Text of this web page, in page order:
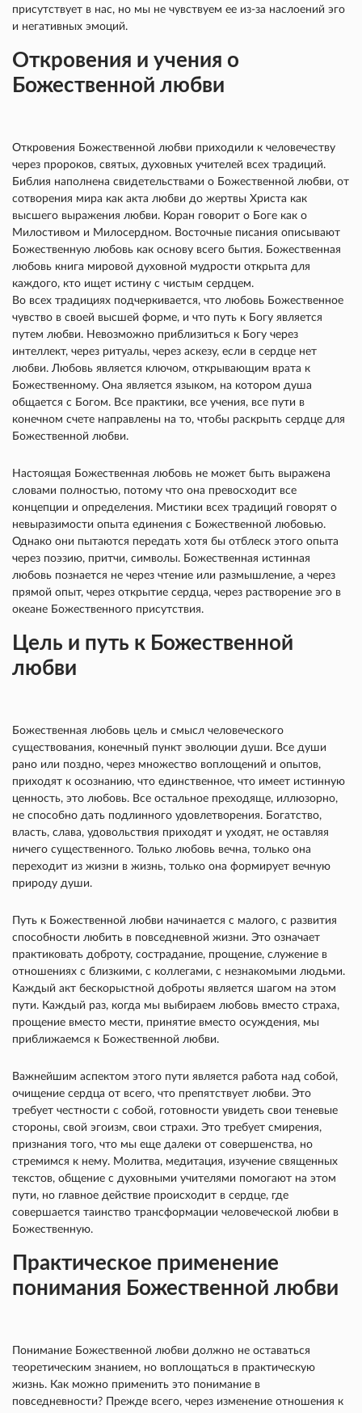
присутствует в нас, но мы не чувствуем ее из-за наслоений эго
и негативных эмоций.
Откровения и учения о
Божественной любви
Откровения Божественной любви приходили к человечеству
через пророков, святых, духовных учителей всех традиций.
Библия наполнена свидетельствами о Божественной любви, от
сотворения мира как акта любви до жертвы Христа как
высшего выражения любви. Коран говорит о Боге как о
Милостивом и Милосердном. Восточные писания описывают
Божественную любовь как основу всего бытия. Божественная
любовь книга мировой духовной мудрости открыта для
каждого, кто ищет истину с чистым сердцем.
Во всех традициях подчеркивается, что любовь Божественное
чувство в своей высшей форме, и что путь к Богу является
путем любви. Невозможно приблизиться к Богу через
интеллект, через ритуалы, через аскезу, если в сердце нет
любви. Любовь является ключом, открывающим врата к
Божественному. Она является языком, на котором душа
общается с Богом. Все практики, все учения, все пути в
конечном счете направлены на то, чтобы раскрыть сердце для
Божественной любви.
Настоящая Божественная любовь не может быть выражена
словами полностью, потому что она превосходит все
концепции и определения. Мистики всех традиций говорят о
невыразимости опыта единения с Божественной любовью.
Однако они пытаются передать хотя бы отблеск этого опыта
через поэзию, притчи, символы. Божественная истинная
любовь познается не через чтение или размышление, а через
прямой опыт, через открытие сердца, через растворение эго в
океане Божественного присутствия.
Цель и путь к Божественной
любви
Божественная любовь цель и смысл человеческого
существования, конечный пункт эволюции души. Все души
рано или поздно, через множество воплощений и опытов,
приходят к осознанию, что единственное, что имеет истинную
ценность, это любовь. Все остальное преходяще, иллюзорно,
не способно дать подлинного удовлетворения. Богатство,
власть, слава, удовольствия приходят и уходят, не оставляя
ничего существенного. Только любовь вечна, только она
переходит из жизни в жизнь, только она формирует вечную
природу души.
Путь к Божественной любви начинается с малого, с развития
способности любить в повседневной жизни. Это означает
практиковать доброту, сострадание, прощение, служение в
отношениях с близкими, с коллегами, с незнакомыми людьми.
Каждый акт бескорыстной доброты является шагом на этом
пути. Каждый раз, когда мы выбираем любовь вместо страха,
прощение вместо мести, принятие вместо осуждения, мы
приближаемся к Божественной любви.
Важнейшим аспектом этого пути является работа над собой,
очищение сердца от всего, что препятствует любви. Это
требует честности с собой, готовности увидеть свои теневые
стороны, свой эгоизм, свои страхи. Это требует смирения,
признания того, что мы еще далеки от совершенства, но
стремимся к нему. Молитва, медитация, изучение священных
текстов, общение с духовными учителями помогают на этом
пути, но главное действие происходит в сердце, где
совершается таинство трансформации человеческой любви в
Божественную.
Практическое применение
понимания Божественной любви
Понимание Божественной любви должно не оставаться
теоретическим знанием, но воплощаться в практическую
жизнь. Как можно применить это понимание в
повседневности? Прежде всего, через изменение отношения к